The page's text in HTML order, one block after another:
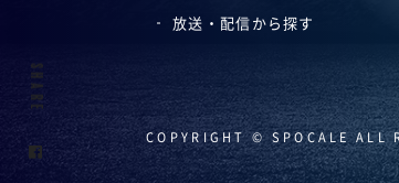
放送・配信から探す
COPYRIGHT © SPOCALE ALL
SHARE